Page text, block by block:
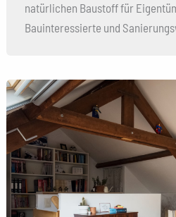
natürlichen Baustoff für
Bauinteressierte und